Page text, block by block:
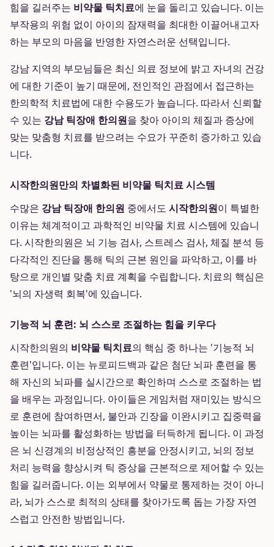
힘을 길러주는 비약물 틱치료에 눈을 돌리고 있습니다. 이는
부작용의 위험 없이 아이의 잠재력을 최대한 이끌어내고자
하는 부모의 마음을 반영한 자연스러운 선택입니다.
강남 지역의 부모님들은 최신 의료 정보에 밝고 자녀의 건강
에 대한 기준이 높기 때문에, 전인적인 관점에서 접근하는
한의학적 치료법에 대한 수용도가 높습니다. 따라서 신뢰할
수 있는 강남 틱장애 한의원을 찾아 아이의 체질과 증상에
맞는 맞춤형 치료를 받으려는 수요가 꾸준히 증가하고 있습
니다.
시작한의원만의 차별화된 비약물 틱치료 시스템
수많은 강남 틱장애 한의원 중에서도 시작한의원이 특별한
이유는 체계적이고 과학적인 비약물 치료 시스템에 있습니
다. 시작한의원은 뇌 기능 검사, 스트레스 검사, 체질 분석 등
다각적인 진단을 통해 틱의 근본 원인을 파악하고, 이를 바
탕으로 개인별 맞춤 치료 계획을 수립합니다. 치료의 핵심은
'뇌의 자생력 회복'에 있습니다.
기능적 뇌 훈련: 뇌 스스로 조절하는 힘을 키우다
시작한의원의 비약물 틱치료의 핵심 중 하나는 '기능적 뇌
훈련'입니다. 이는 뉴로피드백과 같은 첨단 뇌파 훈련을 통
해 자신의 뇌파를 실시간으로 확인하며 스스로 조절하는 법
을 배우는 과정입니다. 아이들은 게임처럼 재미있는 방식으
로 훈련에 참여하면서, 불안과 긴장을 이완시키고 집중력을
높이는 뇌파를 활성화하는 방법을 터득하게 됩니다. 이 과정
은 뇌 신경계의 비정상적인 흥분을 안정시키고, 뇌의 정보
처리 능력을 향상시켜 틱 증상을 근본적으로 제어할 수 있는
힘을 길러줍니다. 이는 외부에서 약물로 통제하는 것이 아니
라, 뇌가 스스로 최적의 상태를 찾아가도록 돕는 가장 자연
스럽고 안전한 방법입니다.